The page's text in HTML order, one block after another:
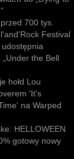
700 tys.
Festival
the Bell
hołd Lou
'It's
na Warped
HELLOWEEN
gotowy nowy